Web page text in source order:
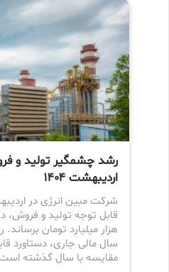
رشد چشمگیر تولید و
اردیبهشت ۱۴۰۴
سال مالی جاری، دستاورد
مقایسه با سال گذشته